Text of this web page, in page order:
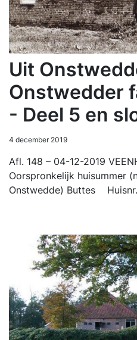
Uit
Onstwedder
- Deel 5 en
4 december 2019
Afl. 148 – 04-12-2019
Oorspronkelijk huisummer
Onstwedde) Buttes Huisnr.